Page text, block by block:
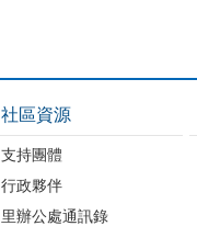
社區資源
支持團體
行政夥伴
里辦公處通訊錄